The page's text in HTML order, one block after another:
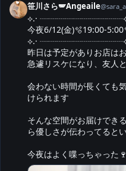
笹川さら🪽Angeaile@
⟡.·
今夜6/12(金)🫧19:00-
⟡.·
昨日は予定がありお店は
急遽リスケになり、友人
会わない時間が長くても
けられます
そんな空間がお届けでき
ら優しさが伝わってると
今夜はよく喋っちゃった